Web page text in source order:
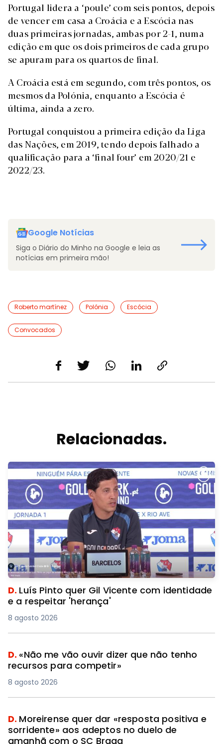
Portugal lidera a ‘poule’ com seis pontos, depois
de vencer em casa a Croácia e a Escócia nas
duas primeiras jornadas, ambas por 2-1, numa
edição em que os dois primeiros de cada grupo
se apuram para os quartos de final.
A Croácia está em segundo, com três pontos, os
mesmos da Polónia, enquanto a Escócia é
última, ainda a zero.
Portugal conquistou a primeira edição da Liga
das Nações, em 2019, tendo depois falhado a
qualificação para a ‘final four’ em 2020/21 e
2022/23.
Google Notícias
Siga o Diário do Minho na Google e leia as
notícias em primeira mão!
Roberto martínez Polónia Escócia
Convocados
Relacionadas.
D. Luís Pinto quer Gil Vicente com identidade
e a respeitar 'herança'
8 agosto 2026
D. «Não me vão ouvir dizer que não tenho
recursos para competir»
8 agosto 2026
D. Moreirense quer dar «resposta positiva e
sorridente» aos adeptos no duelo de
amanhã com o SC Braga